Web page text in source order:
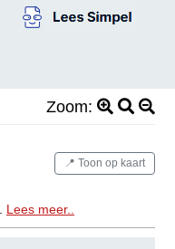
Zoom:
📍 Toon op kaart
Lees meer..